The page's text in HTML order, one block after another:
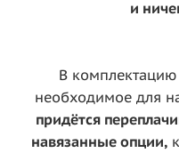
и
В комплектацию
необходимое для
придётся
навязанные опции,